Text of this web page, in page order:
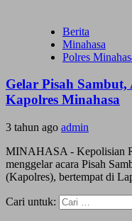
Berita
Minahasa
Polres
Gelar Pisah
Kapolres Minahasa
3 tahun ago admin
MINAHASA - Kepolisian
menggelar acara Pisah
(Kapolres), bertempat di
Cari untuk: